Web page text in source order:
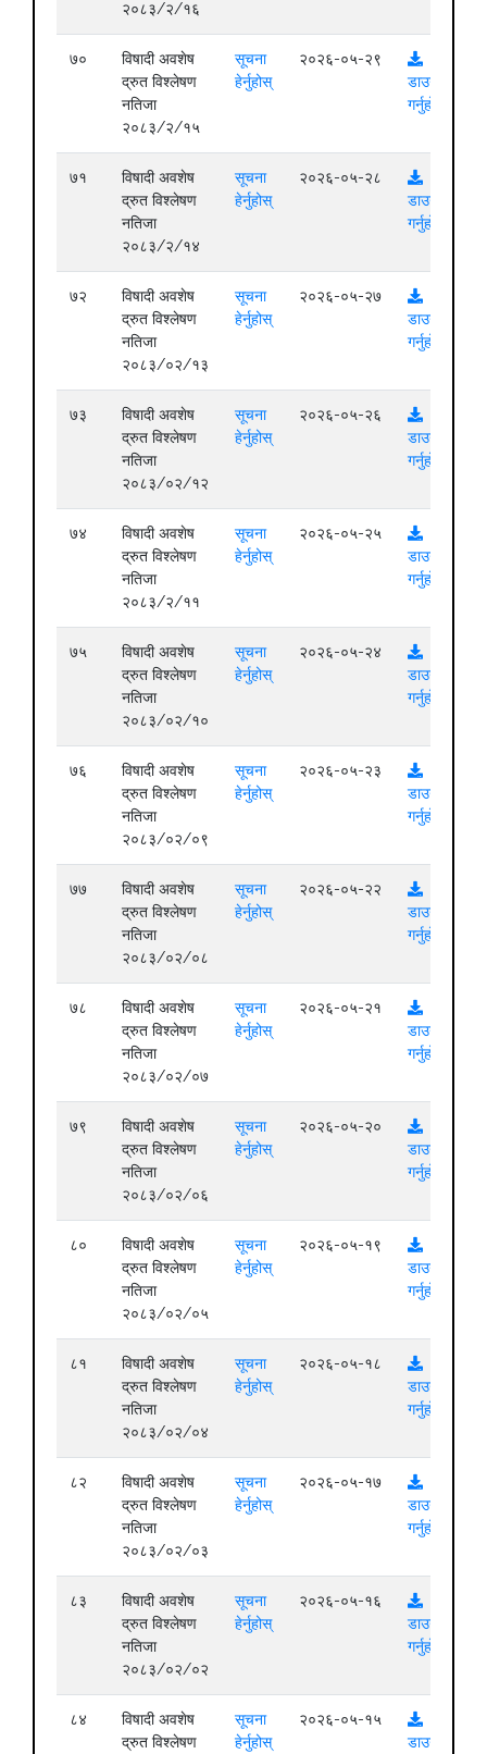
२०८३/२/१६
७०
विषादी अवशेष
द्रुत विश्लेषण
नतिजा
२०८३/२/१५
सूचना
हेर्नुहोस्
२०२६-०५-२९
डाउनलोड
गर्नुहोस्
७१
विषादी अवशेष
द्रुत विश्लेषण
नतिजा
२०८३/२/१४
सूचना
हेर्नुहोस्
२०२६-०५-२८
डाउनलोड
गर्नुहोस्
७२
विषादी अवशेष
द्रुत विश्लेषण
नतिजा
२०८३/०२/१३
सूचना
हेर्नुहोस्
२०२६-०५-२७
डाउनलोड
गर्नुहोस्
७३
विषादी अवशेष
द्रुत विश्लेषण
नतिजा
२०८३/०२/१२
सूचना
हेर्नुहोस्
२०२६-०५-२६
डाउनलोड
गर्नुहोस्
७४
विषादी अवशेष
द्रुत विश्लेषण
नतिजा
२०८३/२/११
सूचना
हेर्नुहोस्
२०२६-०५-२५
डाउनलोड
गर्नुहोस्
७५
विषादी अवशेष
द्रुत विश्लेषण
नतिजा
२०८३/०२/१०
सूचना
हेर्नुहोस्
२०२६-०५-२४
डाउनलोड
गर्नुहोस्
७६
विषादी अवशेष
द्रुत विश्लेषण
नतिजा
२०८३/०२/०९
सूचना
हेर्नुहोस्
२०२६-०५-२३
डाउनलोड
गर्नुहोस्
७७
विषादी अवशेष
द्रुत विश्लेषण
नतिजा
२०८३/०२/०८
सूचना
हेर्नुहोस्
२०२६-०५-२२
डाउनलोड
गर्नुहोस्
७८
विषादी अवशेष
द्रुत विश्लेषण
नतिजा
२०८३/०२/०७
सूचना
हेर्नुहोस्
२०२६-०५-२१
डाउनलोड
गर्नुहोस्
७९
विषादी अवशेष
द्रुत विश्लेषण
नतिजा
२०८३/०२/०६
सूचना
हेर्नुहोस्
२०२६-०५-२०
डाउनलोड
गर्नुहोस्
८०
विषादी अवशेष
द्रुत विश्लेषण
नतिजा
२०८३/०२/०५
सूचना
हेर्नुहोस्
२०२६-०५-१९
डाउनलोड
गर्नुहोस्
८१
विषादी अवशेष
द्रुत विश्लेषण
नतिजा
२०८३/०२/०४
सूचना
हेर्नुहोस्
२०२६-०५-१८
डाउनलोड
गर्नुहोस्
८२
विषादी अवशेष
द्रुत विश्लेषण
नतिजा
२०८३/०२/०३
सूचना
हेर्नुहोस्
२०२६-०५-१७
डाउनलोड
गर्नुहोस्
८३
विषादी अवशेष
द्रुत विश्लेषण
नतिजा
२०८३/०२/०२
सूचना
हेर्नुहोस्
२०२६-०५-१६
डाउनलोड
गर्नुहोस्
८४
विषादी अवशेष
द्रुत विश्लेषण
सूचना
हेर्नुहोस्
२०२६-०५-१५
डाउनलोड